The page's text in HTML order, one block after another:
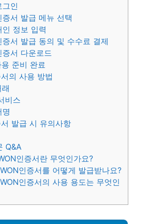
인
증서 발급 메뉴 선택
정보 입력
증서 발급 동의 및 수수료 결제
증서 다운로드
준비 완료
의 사용 방법
비스
발급 시 유의사항
Q&A
인증서란 무엇인가요?
인증서를 어떻게 발급받나요?
인증서의 사용 용도는 무엇인